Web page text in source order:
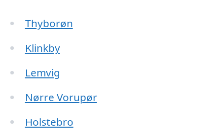
Thyborøn
Klinkby
Lemvig
Nørre Vorupør
Holstebro